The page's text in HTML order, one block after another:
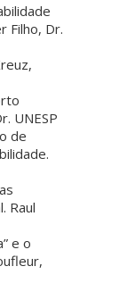
Filho, Dr.
UNESP
de
Raul
e o